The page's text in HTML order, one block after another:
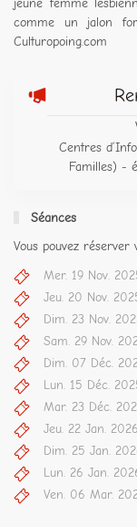
comme un jalon
Culturopoing.com
Centres
Familles) -
Séances
Vous pouvez
Mer. 19 Nov.
Jeu. 20 Nov.
Dim. 23 Nov.
Sam. 29 Nov.
Dim. 07 Déc.
Lun. 15 Déc.
Mar. 23 Déc.
Jeu. 22 Jan.
Dim. 25 Jan.
Lun. 26 Jan.
Ven. 06 Mar.